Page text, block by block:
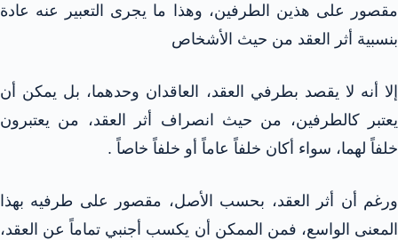
مقصور على هذين الطرفين، وهذا ما يجرى التعبير عنه عادة
بنسبية أثر العقد من حيث الأشخاص
إلا أنه لا يقصد بطرفي العقد، العاقدان وحدهما، بل يمكن أن
يعتبر كالطرفين، من حيث انصراف أثر العقد، من يعتبرون
خلفاً لهما، سواء أكان خلفاً عاماً أو خلفاً خاصاً .
ورغم أن أثر العقد، بحسب الأصل، مقصور على طرفيه بهذا
المعنى الواسع، فمن الممكن أن يكسب أجنبي تماماً عن العقد،